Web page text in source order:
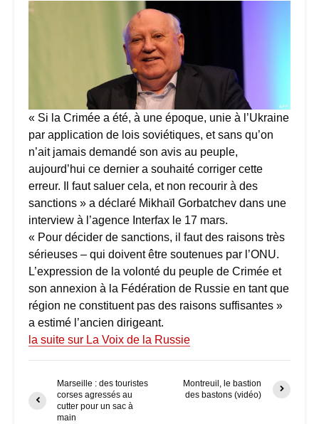
« Si la Crimée a été, à une époque, unie à l’Ukraine
par application de lois soviétiques, et sans qu’on
n’ait jamais demandé son avis au peuple,
aujourd’hui ce dernier a souhaité corriger cette
erreur. Il faut saluer cela, et non recourir à des
sanctions » a déclaré Mikhaïl Gorbatchev dans une
interview à l’agence Interfax le 17 mars.
« Pour décider de sanctions, il faut des raisons très
sérieuses – qui doivent être soutenues par l’ONU.
L’expression de la volonté du peuple de Crimée et
son annexion à la Fédération de Russie en tant que
région ne constituent pas des raisons suffisantes »
a estimé l’ancien dirigeant.
la suite sur La Voix de la Russie
Marseille : des touristes
corses agressés au
cutter pour un sac à
main
Montreuil, le bastion
des bastons (vidéo)